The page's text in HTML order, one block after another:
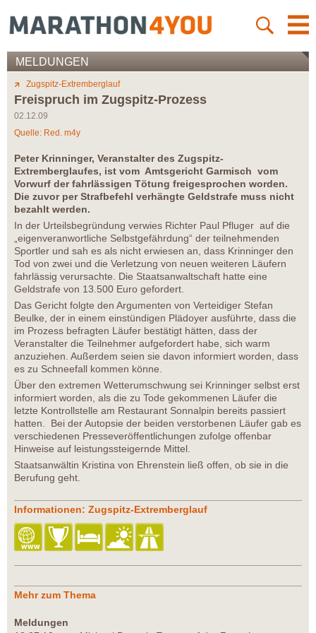
MELDUNGEN
Zugspitz-Extremberglauf
Freispruch im Zugspitz-Prozess
02.12.09
Quelle: Red. m4y
Peter Krinninger, Veranstalter des Zugspitz-
Extremberglaufes, ist vom Amtsgericht Garmisch vom
Vorwurf der fahrlässigen Tötung freigesprochen worden.
Die zuvor per Strafbefehl verhängte Geldstrafe muss nicht
bezahlt werden.
In der Urteilsbegründung verwies Richter Paul Pfluger auf die
„eigenveranwortliche Selbstgefährdung“ der teilnehmenden
Sportler und sah es als nicht erwiesen an, dass Krinninger den
Tod von zwei und die Verletzung von neuen weiteren Läufern
fahrlässig verursachte. Die Staatsanwaltschaft hatte eine
Geldstrafe von 13.500 Euro gefordert.
Das Gericht folgte den Argumenten von Verteidiger Stefan
Beulke, der in einem einstündigen Plädoyer ausführte, dass die
im Prozess befragten Läufer bestätigt hätten, dass der
Veranstalter die Teilnehmer aufgefordert habe, sich warm
anzuziehen. Außerdem seien sie davon informiert worden, dass
es zu Schneefall kommen könne.
Über den extremen Wetterumschwung sei Krinninger selbst erst
informiert worden, als die zu Tode gekommenen Läufer die
letzte Kontrollstelle am Restaurant Sonnalpin bereits passiert
hatten. Bei der Autopsie der beiden verstorbenen Läufer gab es
verschiedenen Presseveröffentlichungen zufolge offenbar
Hinweise auf leistungssteigernde Mittel.
Staatsanwältin Kristina von Ehrenstein ließ offen, ob sie in die
Berufung geht.
Informationen: Zugspitz-Extremberglauf
Mehr zum Thema
Meldungen